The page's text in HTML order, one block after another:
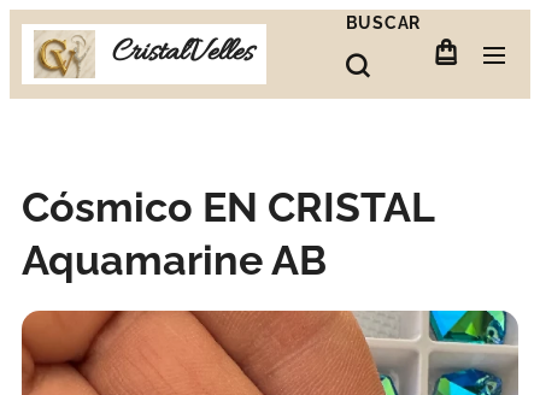
CristalVelles
BUSCAR
Cósmico EN CRISTAL
Aquamarine AB